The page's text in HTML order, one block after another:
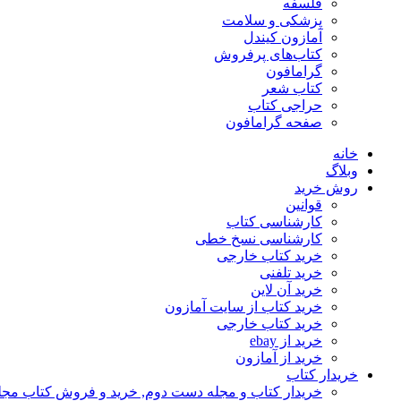
فلسفه
پزشکی و سلامت
آمازون کیندل
کتاب‌های پرفروش
گرامافون
کتاب شعر
حراجی کتاب
صفحه گرامافون
خانه
وبلاگ
روش خرید
قوانین
کارشناسی کتاب
کارشناسی نسخ خطی
خرید کتاب خارجی
خرید تلفنی
خرید آن لاین
خرید کتاب از سایت آمازون
خرید کتاب خارجی
خرید از ebay
خرید از آمازون
خریدار کتاب
خریدار کتاب و مجله دست دوم, خرید و فروش کتاب